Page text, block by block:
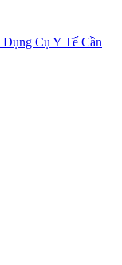
Dụng Cụ Y Tế Cần